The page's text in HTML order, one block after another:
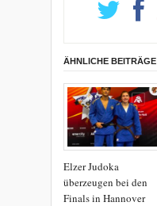
ÄHNLICHE BEITRÄGE
Elzer Judoka
überzeugen bei den
Finals in Hannover